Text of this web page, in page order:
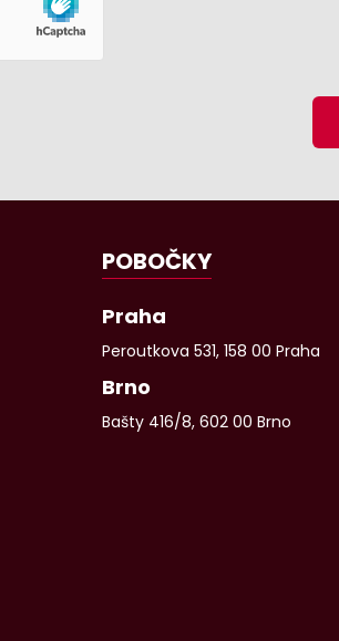
POBOČKY
Praha
Peroutkova 531, 158 00 Praha
Brno
Bašty 416/8, 602 00 Brno